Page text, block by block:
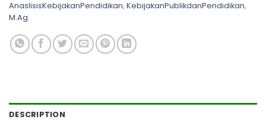
AnaslisisKebijakanPendidikan, KebijakanPublikdanPendidikan,
M.Ag.
DESCRIPTION